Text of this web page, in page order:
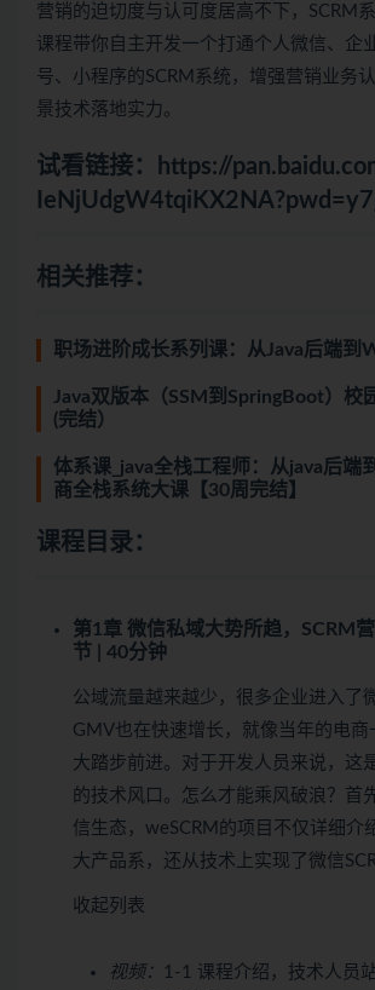
营销的迫切度与认可度居高不下，SCRM
课程带你自主开发一个打通个人微信、企
号、小程序的SCRM系统，增强营销业务
景技术落地实力。
试看链接：
https://
相关推荐：
职场进阶成长系列课：从Java后端到
Java双版本（SSM到SpringBoot）校
(完结）
体系课_java全栈工程师：从java后端
商全栈系统大课【30周完结】
课程目录：
第1章 微信私域大势所趋，SCRM
节 | 40分钟
公域流量越来越少，很多企业进入了
GMV也在快速增长，就像当年的电商
大踏步前进。对于开发人员来说，这
的技术风口。怎么才能乘风破浪？首
信生态，weSCRM的项目不仅详细介
大产品系，还从技术上实现了微信
收起列表
视频：
1-1 课程介绍，技术人员